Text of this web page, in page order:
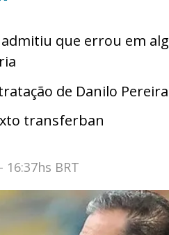
que errou em
de Danilo Pereira
transferban
16:37hs BRT